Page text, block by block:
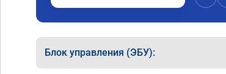
Блок управления (ЭБУ):